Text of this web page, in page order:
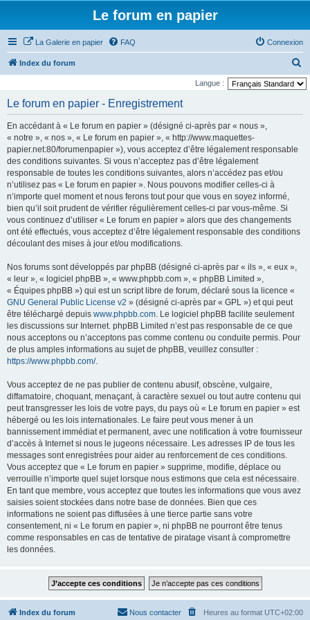
Le forum en papier
La Galerie en papier FAQ Connexion
Index du forum
e
Langue :
Le forum en papier - Enregistrement
En accédant à « Le forum en papier » (désigné ci-après par « nous »,
« notre », « nos », « Le forum en papier », « http://www.maquettes-
papier.net:80/forumenpapier »), vous acceptez d’être légalement responsable
des conditions suivantes. Si vous n’acceptez pas d’être légalement
responsable de toutes les conditions suivantes, alors n’accédez pas et/ou
n’utilisez pas « Le forum en papier ». Nous pouvons modifier celles-ci à
n’importe quel moment et nous ferons tout pour que vous en soyez informé,
bien qu’il soit prudent de vérifier régulièrement celles-ci par vous-même. Si
vous continuez d’utiliser « Le forum en papier » alors que des changements
ont été effectués, vous acceptez d’être légalement responsable des conditions
découlant des mises à jour et/ou modifications.
Nos forums sont développés par phpBB (désigné ci-après par « ils », « eux »,
« leur », « logiciel phpBB », « www.phpbb.com », « phpBB Limited »,
« Équipes phpBB ») qui est un script libre de forum, déclaré sous la licence «
GNU General Public License v2 » (désigné ci-après par « GPL ») et qui peut
être téléchargé depuis www.phpbb.com. Le logiciel phpBB facilite seulement
les discussions sur Internet. phpBB Limited n’est pas responsable de ce que
nous acceptons ou n’acceptons pas comme contenu ou conduite permis. Pour
de plus amples informations au sujet de phpBB, veuillez consulter :
https://www.phpbb.com/.
Vous acceptez de ne pas publier de contenu abusif, obscène, vulgaire,
diffamatoire, choquant, menaçant, à caractère sexuel ou tout autre contenu qui
peut transgresser les lois de votre pays, du pays où « Le forum en papier » est
hébergé ou les lois internationales. Le faire peut vous mener à un
bannissement immédiat et permanent, avec une notification à votre fournisseur
d’accès à Internet si nous le jugeons nécessaire. Les adresses IP de tous les
messages sont enregistrées pour aider au renforcement de ces conditions.
Vous acceptez que « Le forum en papier » supprime, modifie, déplace ou
verrouille n’importe quel sujet lorsque nous estimons que cela est nécessaire.
En tant que membre, vous acceptez que toutes les informations que vous avez
saisies soient stockées dans notre base de données. Bien que ces
informations ne soient pas diffusées à une tierce partie sans votre
consentement, ni « Le forum en papier », ni phpBB ne pourront être tenus
comme responsables en cas de tentative de piratage visant à compromettre
les données.
Index du forum Heures au format UTC+02:00
Nous contacter